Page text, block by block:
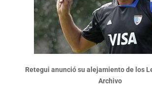
Retegui anunció su alejamiento de los
Archivo